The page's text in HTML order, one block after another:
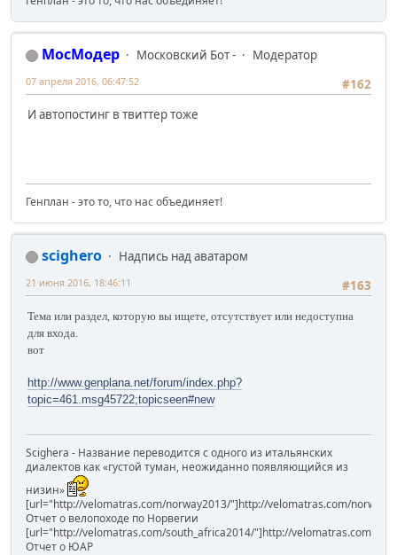
МосМодер Московский Бот -
Модератор
#162
07 апреля 2016, 06:47:52
И автопостинг в твиттер тоже
Генплан - это то, что нас объединяет!
scighero
Надпись над аватаром
#163
21 июня 2016, 18:46:11
Тема или раздел, которую вы ищете, отсутствует или недоступна
для входа.
вот
http://www.genplana.net/forum/index.php?
topic=461.msg45722;topicseen#new
Scighera - Название переводится с одного из итальянских
диалектов как «густой туман, неожиданно появляющийся из
низин»
[url="http://velomatras.com/norway2013/"]http://velomatras.com/
Отчет о велопоходе по Норвегии
[url="http://velomatras.com/south_africa2014/"]http://velomatras.com/
Отчет о ЮАР